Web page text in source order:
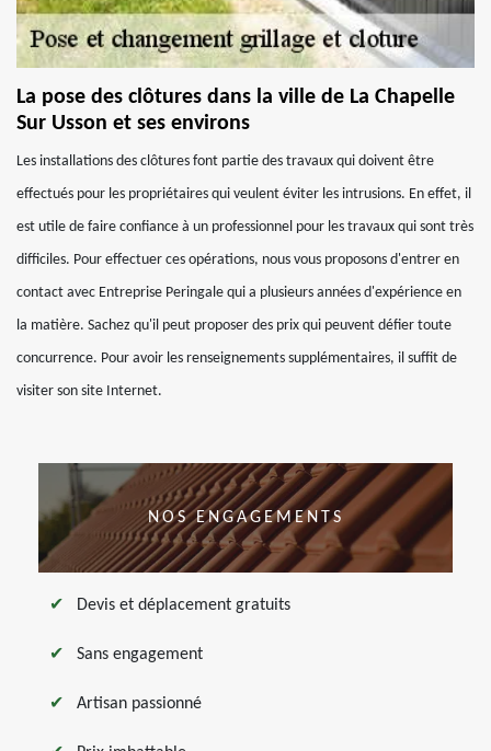
La pose des clôtures dans la ville de La Chapelle
Sur Usson et ses environs
Les installations des clôtures font partie des travaux qui doivent être
effectués pour les propriétaires qui veulent éviter les intrusions. En effet, il
est utile de faire confiance à un professionnel pour les travaux qui sont très
difficiles. Pour effectuer ces opérations, nous vous proposons d'entrer en
contact avec Entreprise Peringale qui a plusieurs années d'expérience en
la matière. Sachez qu'il peut proposer des prix qui peuvent défier toute
concurrence. Pour avoir les renseignements supplémentaires, il suffit de
visiter son site Internet.
NOS ENGAGEMENTS
Devis et déplacement gratuits
Sans engagement
Artisan passionné